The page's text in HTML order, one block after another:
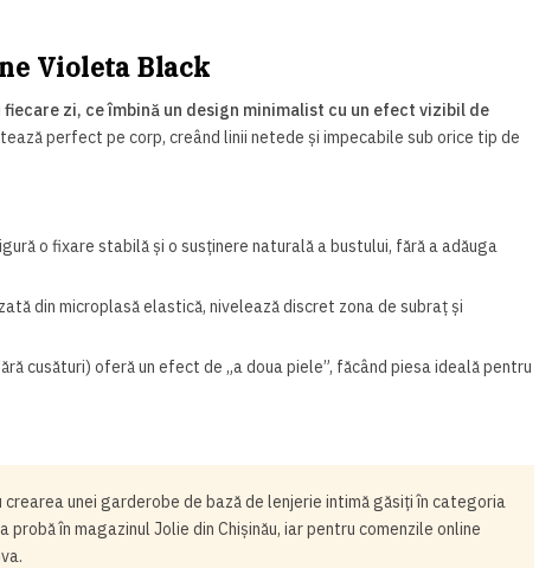
Violeta Black
zi, ce îmbină un design minimalist cu un efect vizibil de
perfect pe corp, creând linii netede și impecabile sub orice tip de
o fixare stabilă și o susținere naturală a bustului, fără a adăuga
din microplasă elastică, nivelează discret zona de subraț și
cusături) oferă un efect de „a doua piele”, făcând piesa ideală pentru
unei garderobe de bază de lenjerie intimă găsiți în categoria
probă în magazinul Jolie din Chișinău, iar pentru comenzile online